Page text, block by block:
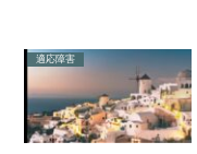
適応障害